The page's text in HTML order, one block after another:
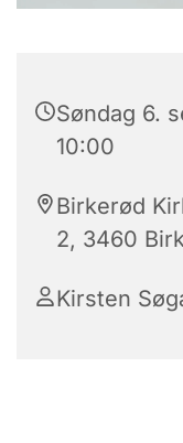
Søndag 6.
10:00
Birkerød
2, 3460
Kirsten